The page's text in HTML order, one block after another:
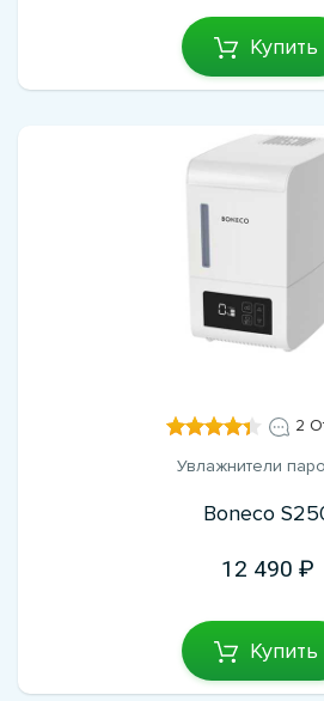
Купить
2
Увлажнители
Boneco
12 490
Купить